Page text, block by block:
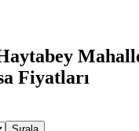
Fiyatları